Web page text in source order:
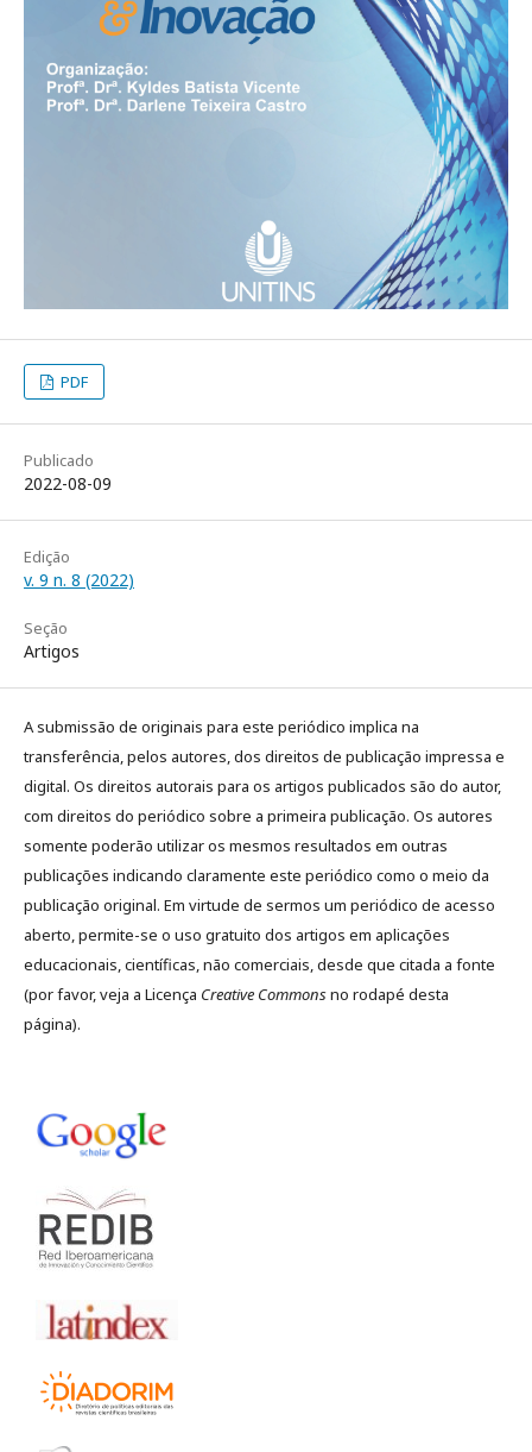
PDF
Publicado
2022-08-09
Edição
v. 9 n. 8 (2022)
Seção
Artigos
A submissão de originais para este periódico implica na
transferência, pelos autores, dos direitos de publicação impressa e
digital. Os direitos autorais para os artigos publicados são do autor,
com direitos do periódico sobre a primeira publicação. Os autores
somente poderão utilizar os mesmos resultados em outras
publicações indicando claramente este periódico como o meio da
publicação original. Em virtude de sermos um periódico de acesso
aberto, permite-se o uso gratuito dos artigos em aplicações
educacionais, científicas, não comerciais, desde que citada a fonte
(por favor, veja a Licença Creative Commonsno rodapé desta
página).